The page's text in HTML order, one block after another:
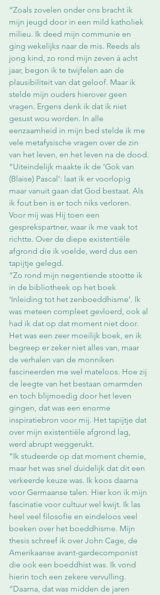
“Zoals zovelen onder ons bracht ik
mijn jeugd door in een mild katholiek
milieu. Ik deed mijn communie en
ging wekelijks naar de mis. Reeds als
jong kind, zo rond mijn zeven à acht
jaar, begon ik te twijfelen aan de
plausibiliteit van dat geloof. Maar ik
stelde mijn ouders hierover geen
vragen. Ergens denk ik dat ik niet
gesust wou worden. In alle
eenzaamheid in mijn bed stelde ik me
vele metafysische vragen over de zin
van het leven, en het leven na de dood.
“Uiteindelijk maakte ik de ‘Gok van
(Blaise) Pascal’: laat ik er voorlopig
maar vanuit gaan dat God bestaat. Als
ik fout ben is er toch niks verloren.
Voor mij was Hij toen een
gesprekspartner, waar ik me vaak tot
richtte. Over de diepe existentiële
afgrond die ik voelde, werd dus een
tapijtje gelegd.
“Zo rond mijn negentiende stootte ik
in de bibliotheek op het boek
‘Inleiding tot het zenboeddhisme’. Ik
was meteen compleet gevloerd, ook al
had ik dat op dat moment niet door.
Het was een zeer moeilijk boek, en ik
begreep er zeker niet alles van, maar
de verhalen van de monniken
fascineerden me wel mateloos. Hoe zij
de leegte van het bestaan omarmden
en toch blijmoedig door het leven
gingen, dat was een enorme
inspiratiebron voor mij. Het tapijtje dat
over mijn existentiële afgrond lag,
werd abrupt weggerukt.
“Ik studeerde op dat moment chemie,
maar het was snel duidelijk dat dit een
verkeerde keuze was. Ik koos daarna
voor Germaanse talen. Hier kon ik mijn
fascinatie voor cultuur wel kwijt. Ik las
heel veel filosofie en eindeloos veel
boeken over het boeddhisme. Mijn
thesis schreef ik over John Cage, de
Amerikaanse avant-gardecomponist
die ook een boeddhist was. Ik vond
hierin toch een zekere vervulling.
“Daarna, dat was midden de jaren